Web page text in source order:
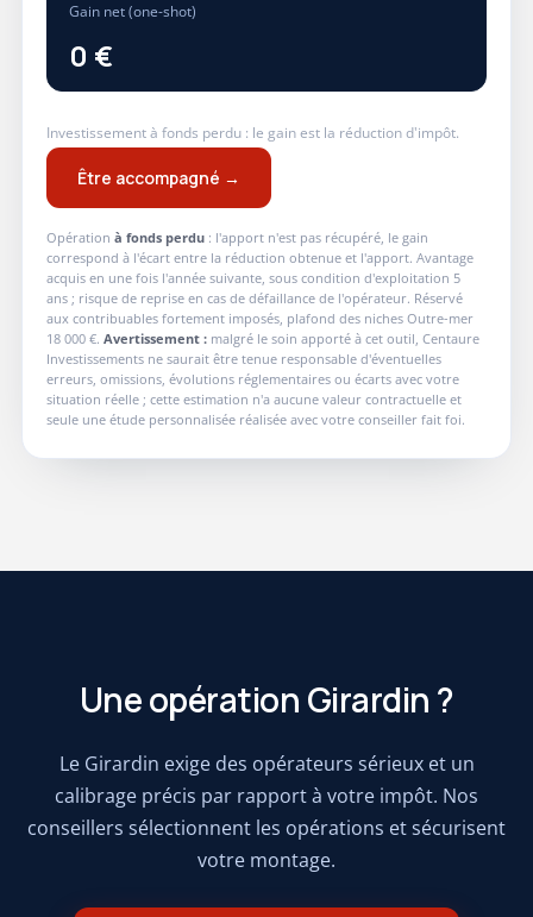
Gain net (one-shot)
0 €
Investissement à fonds perdu : le gain est la réduction d'impôt.
Être accompagné →
Opération à fonds perdu: l'apport n'est pas récupéré, le gain
correspond à l'écart entre la réduction obtenue et l'apport. Avantage
acquis en une fois l'année suivante, sous condition d'exploitation 5
ans ; risque de reprise en cas de défaillance de l'opérateur. Réservé
aux contribuables fortement imposés, plafond des niches Outre-mer
18 000 €. Avertissement :malgré le soin apporté à cet outil, Centaure
Investissements ne saurait être tenue responsable d'éventuelles
erreurs, omissions, évolutions réglementaires ou écarts avec votre
situation réelle ; cette estimation n'a aucune valeur contractuelle et
seule une étude personnalisée réalisée avec votre conseiller fait foi.
Une opération Girardin ?
Le Girardin exige des opérateurs sérieux et un
calibrage précis par rapport à votre impôt. Nos
conseillers sélectionnent les opérations et sécurisent
votre montage.